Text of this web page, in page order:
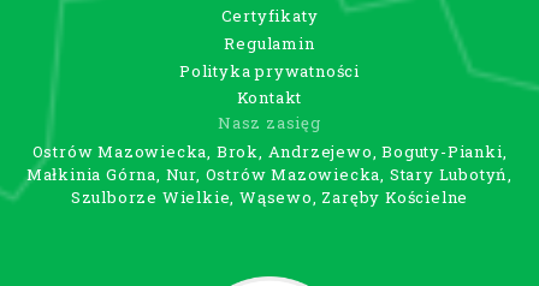
Certyfikaty
Regulamin
Polityka prywatności
Kontakt
Nasz zasięg
Ostrów Mazowiecka, Brok, Andrzejewo, Boguty-Pianki,
Małkinia Górna, Nur, Ostrów Mazowiecka, Stary Lubotyń,
Szulborze Wielkie, Wąsewo, Zaręby Kościelne